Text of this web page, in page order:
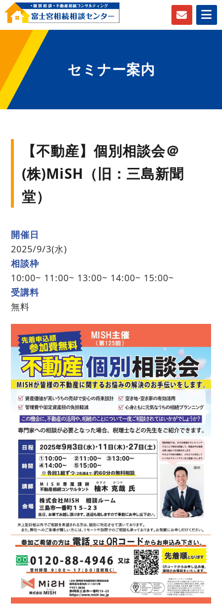
セミナー案内
【不動産】個別相談会＠
(株)MiSH（旧：三島新聞
堂）
開催日
2025/9/3(水)
相談枠
10:00~ 11:00~ 13:00~ 14:00~ 15:00~
受講料
無料